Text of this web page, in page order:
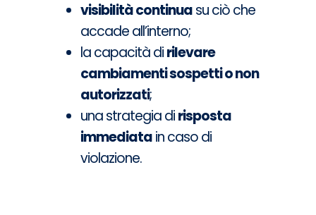
visibilità continuasu ciò che
accade all’interno;
la capacità dirilevare
cambiamenti sospetti o non
autorizzati;
una strategia dirisposta
immediatain caso di
violazione.